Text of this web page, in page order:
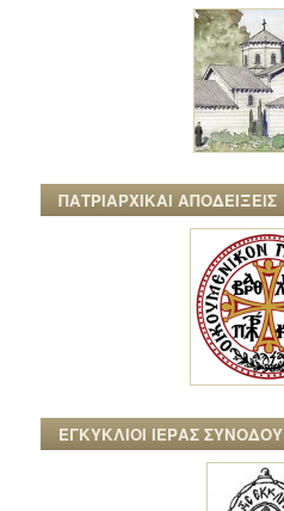
ΠΑΤΡΙΑΡΧΙΚΑΙ ΑΠΟΔΕΙΞΕΙΣ
ΕΓΚΥΚΛΙΟΙ ΙΕΡΑΣ ΣΥΝΟΔΟΥ